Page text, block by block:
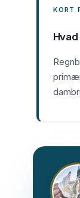
KORT